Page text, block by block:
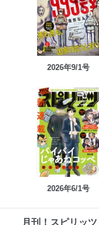
2026年9/1号
2026年6/1号
月刊！スピリッ